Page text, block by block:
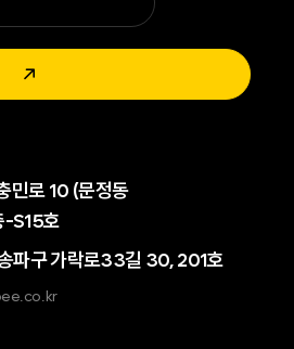
↗
민로 10 (문정동
-S15호
파구 가락로33길 30, 201호